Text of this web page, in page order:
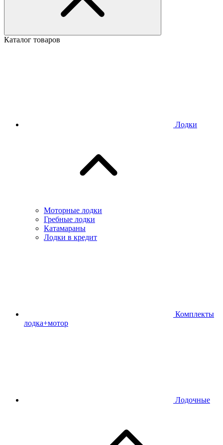
Каталог товаров
Лодки
Моторные лодки
Гребные лодки
Катамараны
Лодки в кредит
Комплекты
лодка+мотор
Лодочные